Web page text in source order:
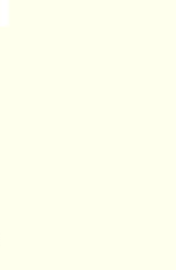
+ 5^2} + \sqrt{(20-x)^2 +